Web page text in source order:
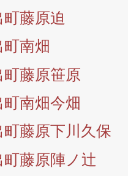
藤原迫
南畑
藤原笹原
南畑今畑
藤原下川久保
藤原陣ノ辻